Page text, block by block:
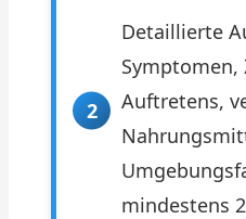
Detaillierte
Auftretens,
mindestens